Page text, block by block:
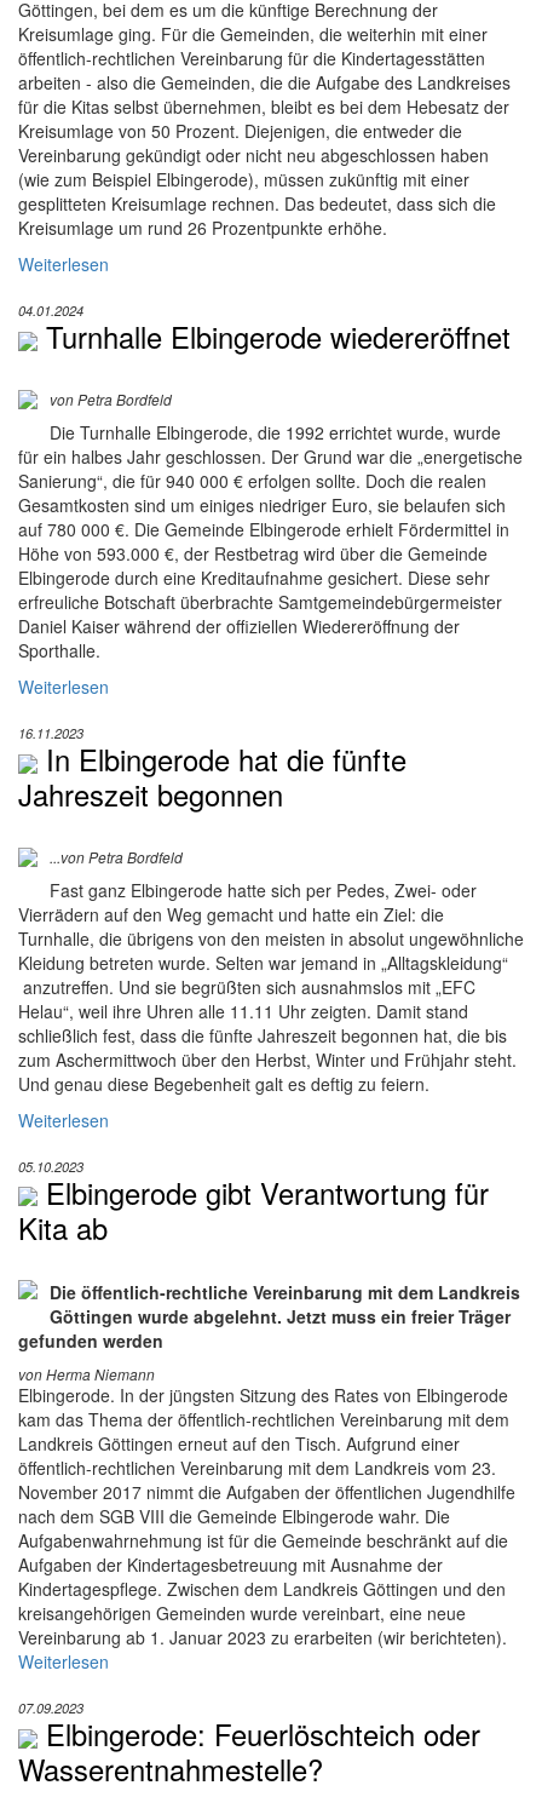
Göttingen, bei dem es um die künftige Berechnung der
Kreisumlage ging. Für die Gemeinden, die weiterhin mit einer
öffentlich-rechtlichen Vereinbarung für die Kindertagesstätten
arbeiten - also die Gemeinden, die die Aufgabe des Landkreises
für die Kitas selbst übernehmen, bleibt es bei dem Hebesatz der
Kreisumlage von 50 Prozent. Diejenigen, die entweder die
Vereinbarung gekündigt oder nicht neu abgeschlossen haben
(wie zum Beispiel Elbingerode), müssen zukünftig mit einer
gesplitteten Kreisumlage rechnen. Das bedeutet, dass sich die
Kreisumlage um rund 26 Prozentpunkte erhöhe.
Weiterlesen
04.01.2024
Turnhalle Elbingerode wiedereröffnet
von Petra Bordfeld
Die Turnhalle Elbingerode, die 1992 errichtet wurde, wurde
für ein halbes Jahr geschlossen. Der Grund war die „energetische
Sanierung“, die für 940 000 € erfolgen sollte. Doch die realen
Gesamtkosten sind um einiges niedriger Euro, sie belaufen sich
auf 780 000 €. Die Gemeinde Elbingerode erhielt Fördermittel in
Höhe von 593.000 €, der Restbetrag wird über die Gemeinde
Elbingerode durch eine Kreditaufnahme gesichert. Diese sehr
erfreuliche Botschaft überbrachte Samtgemeindebürgermeister
Daniel Kaiser während der offiziellen Wiedereröffnung der
Sporthalle.
Weiterlesen
16.11.2023
In Elbingerode hat die fünfte
Jahreszeit begonnen
...von Petra Bordfeld
Fast ganz Elbingerode hatte sich per Pedes, Zwei- oder
Vierrädern auf den Weg gemacht und hatte ein Ziel: die
Turnhalle, die übrigens von den meisten in absolut ungewöhnliche
Kleidung betreten wurde. Selten war jemand in „Alltagskleidung“
anzutreffen. Und sie begrüßten sich ausnahmslos mit „EFC
Helau“, weil ihre Uhren alle 11.11 Uhr zeigten. Damit stand
schließlich fest, dass die fünfte Jahreszeit begonnen hat, die bis
zum Aschermittwoch über den Herbst, Winter und Frühjahr steht.
Und genau diese Begebenheit galt es deftig zu feiern.
Weiterlesen
05.10.2023
Elbingerode gibt Verantwortung für
Kita ab
Die öffentlich-rechtliche Vereinbarung mit dem Landkreis
Göttingen wurde abgelehnt. Jetzt muss ein freier Träger
gefunden werden
von Herma Niemann
Elbingerode. In der jüngsten Sitzung des Rates von Elbingerode
kam das Thema der öffentlich-rechtlichen Vereinbarung mit dem
Landkreis Göttingen erneut auf den Tisch. Aufgrund einer
öffentlich-rechtlichen Vereinbarung mit dem Landkreis vom 23.
November 2017 nimmt die Aufgaben der öffentlichen Jugendhilfe
nach dem SGB VIII die Gemeinde Elbingerode wahr. Die
Aufgabenwahrnehmung ist für die Gemeinde beschränkt auf die
Aufgaben der Kindertagesbetreuung mit Ausnahme der
Kindertagespflege. Zwischen dem Landkreis Göttingen und den
kreisangehörigen Gemeinden wurde vereinbart, eine neue
Vereinbarung ab 1. Januar 2023 zu erarbeiten (wir berichteten).
Weiterlesen
07.09.2023
Elbingerode: Feuerlöschteich oder
Wasserentnahmestelle?